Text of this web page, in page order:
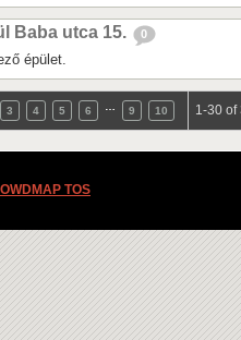
Baba utca 15. 0
épület.
3 4 5 6 9 10 1-30 of
TOS